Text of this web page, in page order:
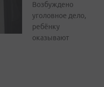
Возбуждено
уголовное дело,
ребёнку
оказывают